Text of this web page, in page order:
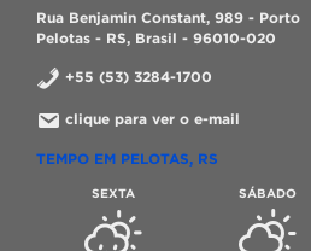
Rua Benjamin Constant, 989 - Porto
Pelotas - RS, Brasil - 96010-020
+55 (53) 3284-1700
clique para ver o e-mail
TEMPO EM PELOTAS, RS
SEXTA SÁBADO